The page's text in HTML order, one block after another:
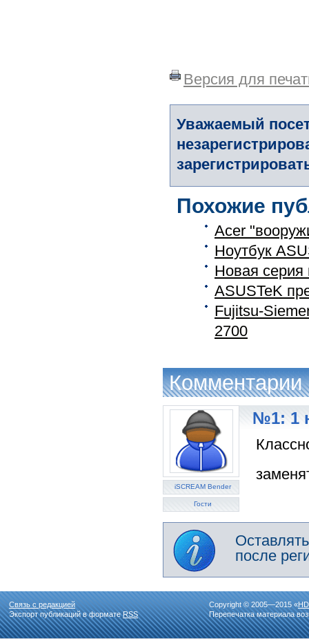
Версия для
Уважаемый
Похожие
Acer
Ноутбук
Новая серия
ASUSTeK
Fujitsu-
2700
Комментарии
iSCREAM Bender
Гости
№1: 1
после
Связь с редакцией
Экспорт публикаций в форматеRSS
Copyright © 2005—2015 «
Перепечатка материала